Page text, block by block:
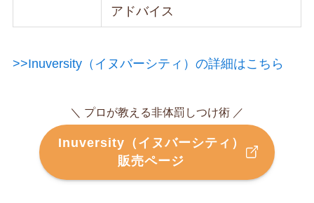
アドバイス
>>Inuversity（イヌバーシティ）の詳細はこちら
＼ プロが教える非体罰しつけ術 ／
Inuversity（イヌバーシティ）
販売ページ